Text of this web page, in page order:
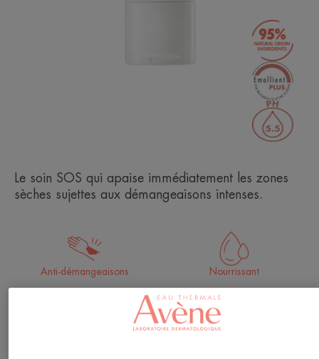
Le soin SOS qui apaise immédiatement les zones
sèches sujettes aux démangeaisons intenses.
Anti-démangeaisons Nourrissant